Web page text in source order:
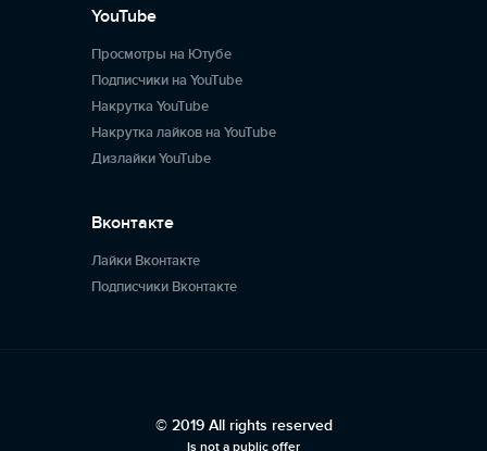
YouTube
Просмотры на Ютубе
Подписчики на YouTube
Накрутка YouTube
Накрутка лайков на YouTube
Дизлайки YouTube
Вконтакте
Лайки Вконтакте
Подписчики Вконтакте
© 2019 All rights reserved
Is not a public offer